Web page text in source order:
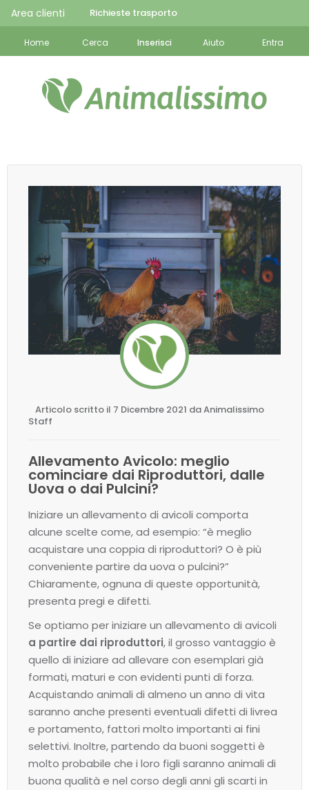
Area clienti Richieste trasporto
Home Cerca Inserisci Aiuto Entra
Articolo scritto il 7 Dicembre 2021 da Animalissimo
Staff
Allevamento Avicolo: meglio
cominciare dai Riproduttori, dalle
Uova o dai Pulcini?
Iniziare un allevamento di avicoli comporta
alcune scelte come, ad esempio: “è meglio
acquistare una coppia di riproduttori? O è più
conveniente partire da uova o pulcini?”
Chiaramente, ognuna di queste opportunità,
presenta pregi e difetti.
Se optiamo per iniziare un allevamento di avicoli
a partire dai riproduttori, il grosso vantaggio è
quello di iniziare ad allevare con esemplari già
formati, maturi e con evidenti punti di forza.
Acquistando animali di almeno un anno di vita
saranno anche presenti eventuali difetti di livrea
e portamento, fattori molto importanti ai fini
selettivi. Inoltre, partendo da buoni soggetti è
molto probabile che i loro figli saranno animali di
buona qualità e nel corso degli anni gli scarti in